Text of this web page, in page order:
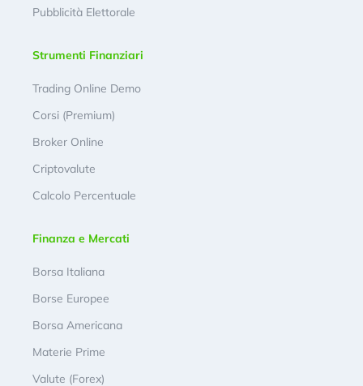
Pubblicità Elettorale
Strumenti Finanziari
Trading Online Demo
Corsi (Premium)
Broker Online
Criptovalute
Calcolo Percentuale
Finanza e Mercati
Borsa Italiana
Borse Europee
Borsa Americana
Materie Prime
Valute (Forex)